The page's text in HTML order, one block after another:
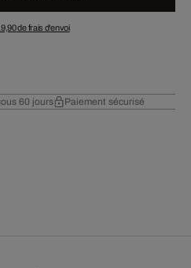
de frais d'envoi
60 jours Paiement sécurisé